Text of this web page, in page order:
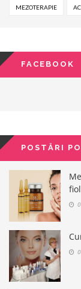
MEZOTERAPIE
FACEBOOK
POSTĂRI